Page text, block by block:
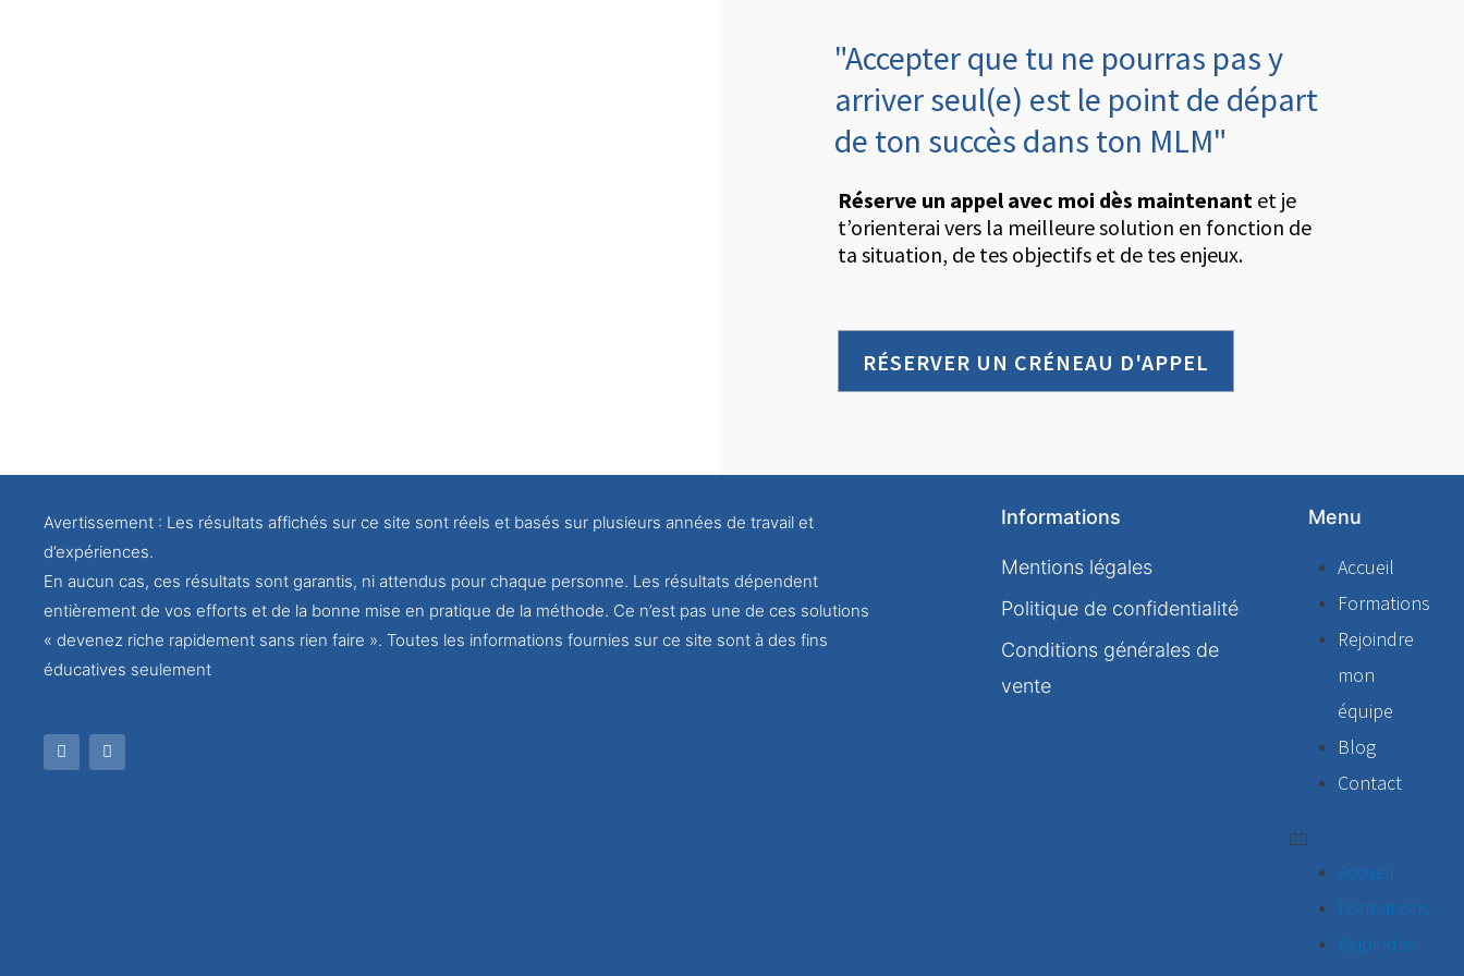
"Accepter que tu ne pourras pas y
arriver seul(e) est le point de départ
de ton succès dans ton MLM"
Réserve un appel avec moi dès maintenant et je
t’orienterai vers la meilleure solution en fonction de
ta situation, de tes objectifs et de tes enjeux.
RÉSERVER UN CRÉNEAU D'APPEL
Avertissement : Les résultats affichés sur ce site sont réels et basés sur plusieurs années de travail et
d’expériences.
En aucun cas, ces résultats sont garantis, ni attendus pour chaque personne. Les résultats dépendent
entièrement de vos efforts et de la bonne mise en pratique de la méthode. Ce n’est pas une de ces solutions
« devenez riche rapidement sans rien faire ». Toutes les informations fournies sur ce site sont à des fins
éducatives seulement
Informations
Mentions légales
Politique de confidentialité
Conditions générales de
vente
Menu
Accueil
Formations
Rejoindre
mon
équipe
Blog
Contact
Accueil
Formations
Rejoindre